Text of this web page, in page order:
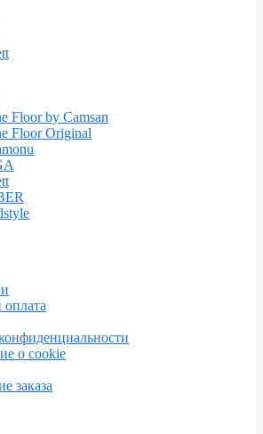
Floor by Camsan
Floor Original
оплата
о cookie
заказа